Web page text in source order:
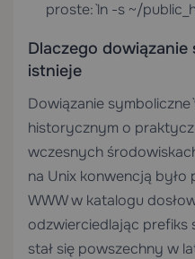
proste: `ln -s ~/
Dlaczego dowiązanie
istnieje
Dowiązanie symboliczne
historycznym o
wczesnych
na Unix konwencją
WWW w katalogu
odzwierciedlając prefiks
stał się powszechny w